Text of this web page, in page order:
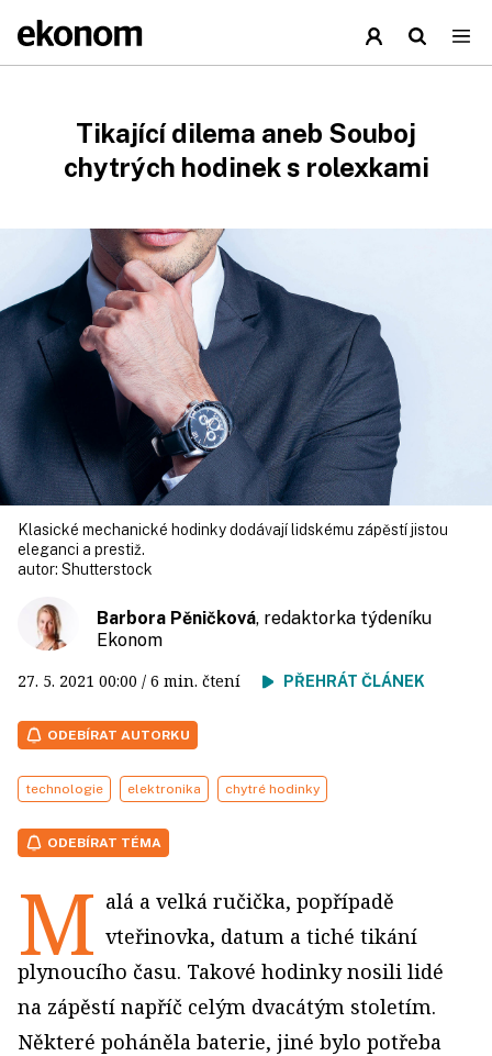
Tikající dilema aneb Souboj
chytrých hodinek s rolexkami
Klasické mechanické hodinky dodávají lidskému zápěstí jistou
eleganci a prestiž.
autor: Shutterstock
Barbora Pěničková, redaktorka týdeníku
Ekonom
27. 5. 2021 00:00 / 6 min. čtení PŘEHRÁT ČLÁNEK
ODEBÍRAT AUTORKU
technologie elektronika chytré hodinky
ODEBÍRAT TÉMA
M alá a velká ručička, popřípadě
vteřinovka, datum a tiché tikání
plynoucího času. Takové hodinky nosili lidé
na zápěstí napříč celým dvacátým stoletím.
Některé poháněla baterie, jiné bylo potřeba